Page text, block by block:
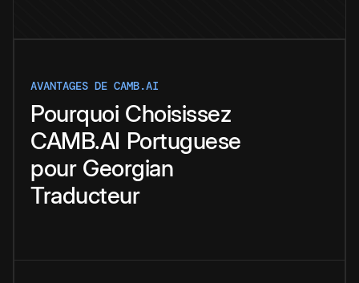
AVANTAGES DE CAMB.AI
Pourquoi Choisissez
CAMB.AI Portuguese
pour Georgian
Traducteur